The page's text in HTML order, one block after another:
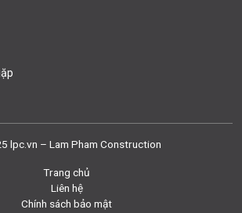
lpc.vn – Lam Pham Construction
Trang chủ
Liên hệ
Chính sách bảo mật